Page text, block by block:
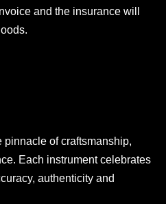
and the insurance will
of craftsmanship,
Each instrument celebrates
authenticity and